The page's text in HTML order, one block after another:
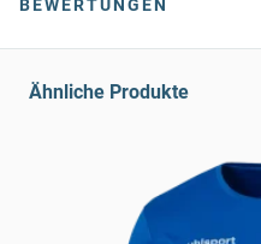
BEWERTUNGEN
Ähnliche Produkte